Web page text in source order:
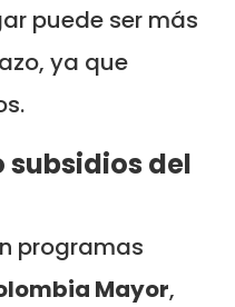
puede ser más
ya que
subsidios del
programas
Mayor,